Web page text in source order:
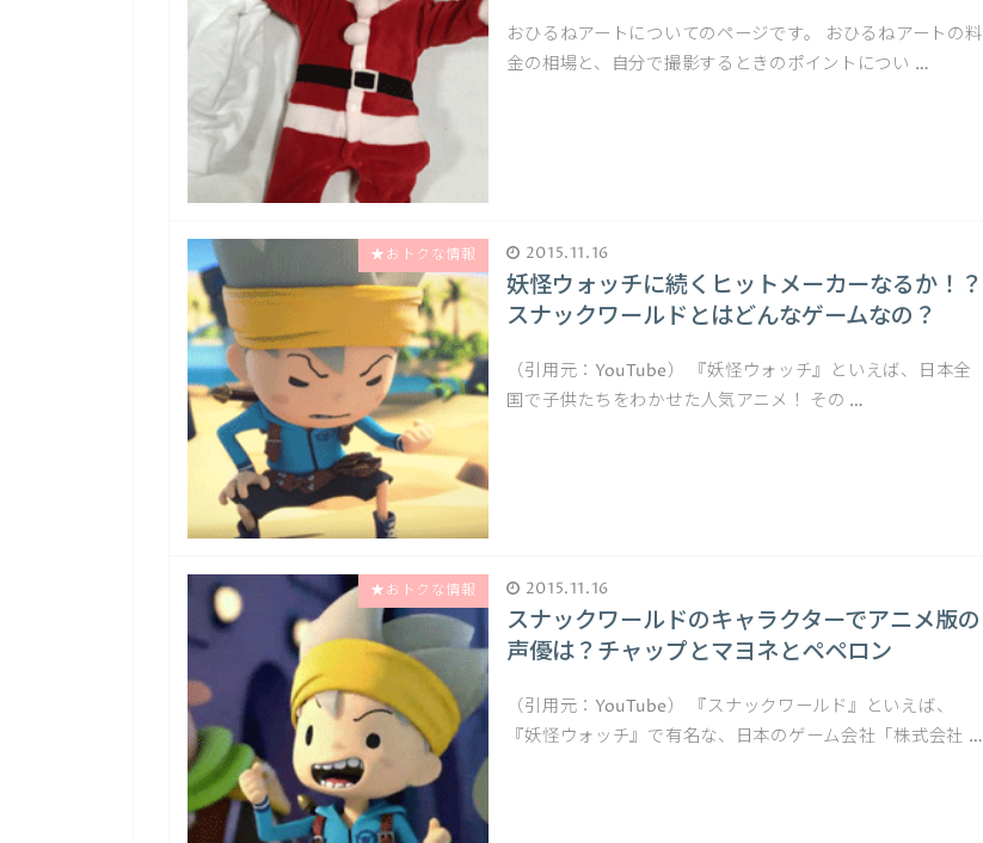
おひるねアートについてのページです。 おひるねアートの料
金の相場と、自分で撮影するときのポイントについ …
★おトクな情報 2015.11.16
妖怪ウォッチに続くヒットメーカーなるか！？
スナックワールドとはどんなゲームなの？
（引用元：YouTube） 『妖怪ウォッチ』といえば、日本全
国で子供たちをわかせた人気アニメ！ その …
★おトクな情報 2015.11.16
スナックワールドのキャラクターでアニメ版の
声優は？チャップとマヨネとペペロン
（引用元：YouTube） 『スナックワールド』といえば、
『妖怪ウォッチ』で有名な、日本のゲーム会社「株式会社 …